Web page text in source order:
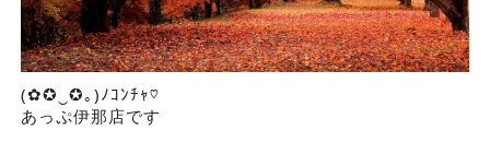
(✿✪‿✪｡)ﾉｺﾝﾁｬ♡
あっぷ伊那店です